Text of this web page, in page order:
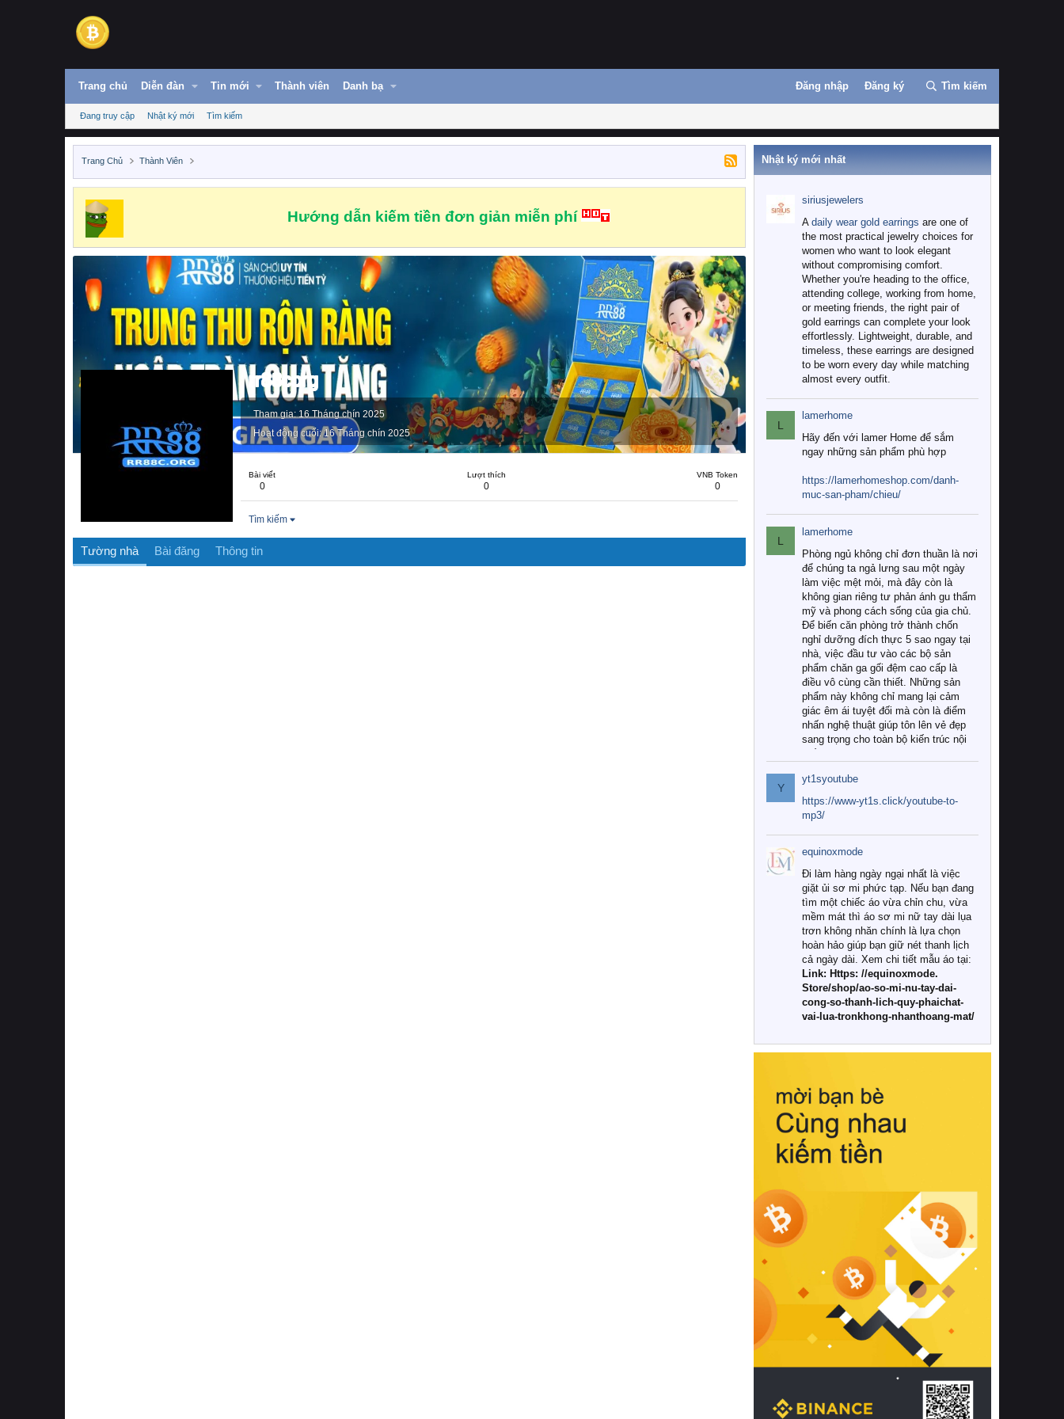
Trang chủ Diễn đàn Tin mới Thành viên Danh bạ Đăng nhập Đăng ký Tìm kiếm
Đang truy cập Nhật ký mới Tìm kiếm
Trang Chủ Thành Viên
Hướng dẫn kiếm tiền đơn giản miễn phí
rr88corg
Tham gia 16 Tháng chín 2025
Hoạt động cuối 16 Tháng chín 2025
Bài viết
0
Lượt thích
0
VNB Token
0
Tìm kiếm
Tường nhà Bài đăng Thông tin
Nhật ký mới nhất
siriusjewelers
A daily wear gold earrings are one of
the most practical jewelry choices for
women who want to look elegant
without compromising comfort.
Whether you're heading to the office,
attending college, working from home,
or meeting friends, the right pair of
gold earrings can complete your look
effortlessly. Lightweight, durable, and
timeless, these earrings are designed
to be worn every day while matching
almost every outfit.
L
lamerhome
Hãy đến với lamer Home để sắm
ngay những sản phẩm phù hợp
https://lamerhomeshop.com/danh-
muc-san-pham/chieu/
L
lamerhome
Phòng ngủ không chỉ đơn thuần là nơi
để chúng ta ngả lưng sau một ngày
làm việc mệt mỏi, mà đây còn là
không gian riêng tư phản ánh gu thẩm
mỹ và phong cách sống của gia chủ.
Để biến căn phòng trở thành chốn
nghỉ dưỡng đích thực 5 sao ngay tại
nhà, việc đầu tư vào các bộ sản
phẩm chăn ga gối đệm cao cấp là
điều vô cùng cần thiết. Những sản
phẩm này không chỉ mang lại cảm
giác êm ái tuyệt đối mà còn là điểm
nhấn nghệ thuật giúp tôn lên vẻ đẹp
sang trọng cho toàn bộ kiến trúc nội
Tuy nhiên, giữa thị trường đa dạng
với vô vàn thương hiệu và mẫu mã
như hiện nay, làm thế nào để chọn
được những bộ chăn ga gối đệm cao
cấp thực sự chất lượng, phù hợp với
khí hậu và nhu cầu sử dụng của gia
đình? Hãy cùng chúng tôi đi tìm lời
giải đáp chi tiết qua bài viết dưới đây.
1. Tại sao các gia đình hiện đại lại ưa
chuộng chăn ga gối đệm cao cấp?
Khác với các dòng sản phẩm thông
thường, những bộ chăn ga gối đệm
cao cấp trải qua quy trình sản xuất
nghiêm ngặt từ khâu chọn lọc nguyên
liệu tự nhiên đến công nghệ dệt
nhuộm hiện đại không chứa hóa chất
này, bạn sẽ cảm nhận rõ rệt sự khác
hồi chuẩn xác của phần đệm nâng đỡ
cột sống.
Bên cạnh đó, việc lựa chọn các dòng
sản phẩm đạt chuẩn chất lượng quốc
tế còn giúp ngăn ngừa tình trạng kích
khuẩn và nấm mốc trong điều kiện
thời tiết nóng ẩm. Bạn có thể tìm hiểu
thêm các nghiên cứu khoa học về tác
động của giấc ngủ và môi trường
phòng ngủ đối với sức khỏe con
người tại Sleep Foundation (External
Link) để có cái nhìn toàn diện hơn.
2. Các tiêu chí vàng khi lựa chọn
chăn ga gối đệm cao cấp cho phòng
ngủ
Để sở hữu một bộ chăn ga gối đệm
cao cấp hoàn hảo cả về thẩm mỹ lẫn
công năng, người tiêu dùng cần cân
nhắc kỹ lưỡng các tiêu chí quan trọng
Y
yt1syoutube
https://www-yt1s.click/youtube-to-
mp3/
equinoxmode
Đi làm hàng ngày ngại nhất là việc
giặt ủi sơ mi phức tạp. Nếu bạn đang
tìm một chiếc áo vừa chỉn chu, vừa
mềm mát thì áo sơ mi nữ tay dài lụa
trơn không nhăn chính là lựa chọn
hoàn hảo giúp bạn giữ nét thanh lịch
cả ngày dài. Xem chi tiết mẫu áo tại:
Link: Https: //equinoxmode.
Store/shop/ao-so-mi-nu-tay-dai-
cong-so-thanh-lich-quy-phaichat-
vai-lua-tronkhong-nhanthoang-mat/